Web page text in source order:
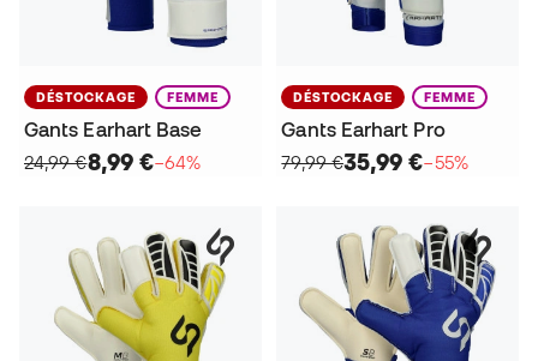
DÉSTOCKAGE FEMME
Gants Earhart Base
24,99 €8,99 €−64%
DÉSTOCKAGE FEMME
Gants Earhart Pro
79,99 €35,99 €−55%